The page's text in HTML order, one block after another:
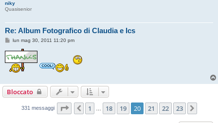
niky
Quasisenior
Re: Album Fotografico di Claudia e Ics
M
s
s
a
g
o
lun mag 30, 2011 11:20 pm
Bloccato
331 messaggi Pagina 20di23
Precedente
1 18 19 20 21 22 23